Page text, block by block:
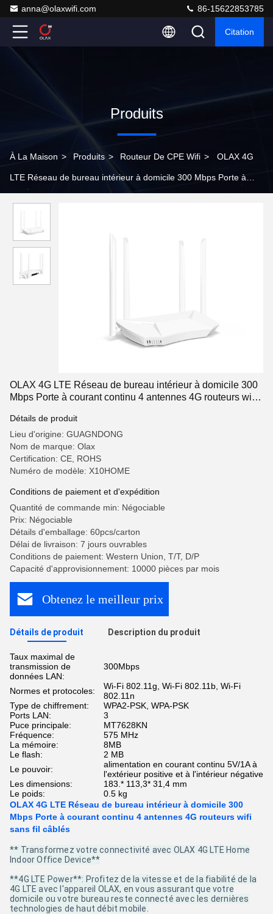
anna@olaxwifi.com 86-15622853785
Citation
Produits
À La Maison > Produits > Routeur De CPE Wifi > OLAX 4G
LTE Réseau de bureau intérieur à domicile 300 Mbps Porte à
OLAX 4G LTE Réseau de bureau intérieur à domicile 300
Mbps Porte à courant continu 4 antennes 4G routeurs wifi
Détails de produit
Lieu d'origine: GUAGNDONG
Nom de marque: Olax
Certification: CE, ROHS
Numéro de modèle: X10HOME
Conditions de paiement et d'expédition
Quantité de commande min: Négociable
Prix: Négociable
Détails d'emballage: 60pcs/carton
Délai de livraison: 7 jours ouvrables
Conditions de paiement: Western Union, T/T, D/P
Capacité d'approvisionnement: 10000 pièces par mois
Obtenez le meilleur prix
Détails de produit Description du produit
Taux maximal de
transmission de
données LAN:
300Mbps
Normes et protocoles:
Wi-Fi 802.11g, Wi-Fi 802.11b, Wi-Fi
802.11n
Type de chiffrement:
WPA2-PSK, WPA-PSK
Ports LAN:
3
Puce principale:
MT7628KN
Fréquence:
575 MHz
La mémoire:
8MB
Le flash:
2 MB
Le pouvoir:
alimentation en courant continu 5V/1A à
l'extérieur positive et à l'intérieur négative
Les dimensions:
183.* 113,3* 31,4 mm
Le poids:
0.5 kg
OLAX 4G LTE Réseau de bureau intérieur à domicile 300
Mbps Porte à courant continu 4 antennes 4G routeurs wifi
sans fil câblés
** Transformez votre connectivité avec OLAX 4G LTE Home
Indoor Office Device**
**4G LTE Power**: Profitez de la vitesse et de la fiabilité de la
4G LTE avec l'appareil OLAX, en vous assurant que votre
domicile ou votre bureau reste connecté avec les dernières
technologies de haut débit mobile.